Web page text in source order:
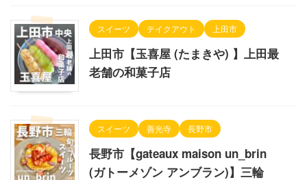
スイーツ テイクアウト 上田市
上田市【玉喜屋 (たまきや) 】上田最
老舗の和菓子店
スイーツ 善光寺 長野市
長野市【gateaux maison un_brin
(ガトーメゾン アンブラン)】三輪